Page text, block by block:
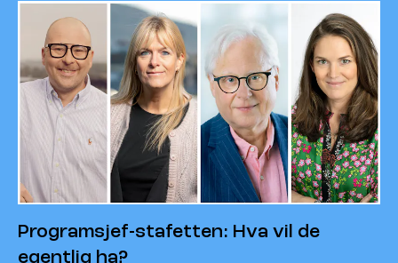
Programsjef-stafetten: Hva vil de
egentlig ha?